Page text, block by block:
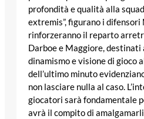
profondità e qualità alla
extremis”, figurano i difensori
rinforzeranno il reparto
Darboe e Maggiore, destinati
dinamismo e visione di gioco
dell’ultimo minuto
non lasciare nulla al caso.
giocatori sarà fondamentale
avrà il compito di